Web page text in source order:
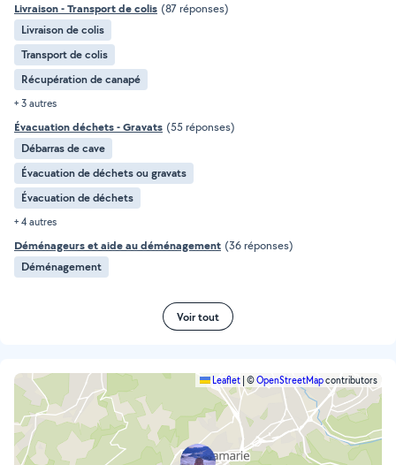
Livraison - Transport de colis (87 réponses)
Livraison de colis
Transport de colis
Récupération de canapé
+ 3 autres
Évacuation déchets - Gravats (55 réponses)
Débarras de cave
Évacuation de déchets ou gravats
Évacuation de déchets
+ 4 autres
Déménageurs et aide au déménagement (36 réponses)
Déménagement
Voir tout
Leaflet ©OpenStreetMapcontributors